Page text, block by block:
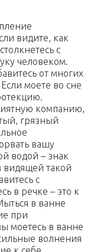
видите, как
с
человеком.
от многих
моете во сне
компанию,
грязный
вашу
водой – знак
видящей такой
с
в речке – это к
в ванне
при
моетесь в ванне
волнения